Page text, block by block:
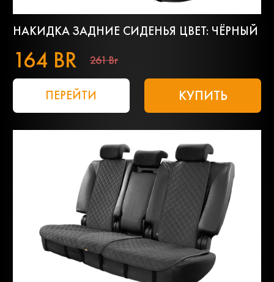
НАКИДКА ЗАДНИЕ СИДЕНЬЯ ЦВЕТ: ЧЁРНЫЙ
164 BR 261 Br
ПЕРЕЙТИ КУПИТЬ